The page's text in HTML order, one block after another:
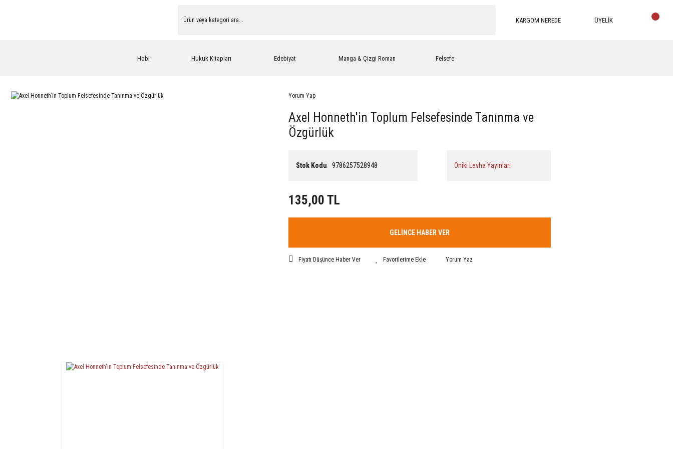
KARGOM NEREDE ÜYELİK
Hobi Hukuk Kitapları Edebiyat Manga & Çizgi Roman Felsefe
Yorum Yap
Axel Honneth'in Toplum Felsefesinde Tanınma ve
Özgürlük
Stok Kodu 9786257528948 Oniki Levha Yayınları
135,00 TL
GELİNCE HABER VER
Fiyatı Düşünce Haber Ver Yorum Yaz